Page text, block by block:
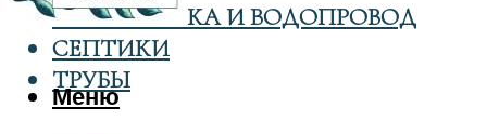
САНТЕХНИКА И ВОДОПРОВОД
СЕПТИКИ
ТРУБЫ
Меню